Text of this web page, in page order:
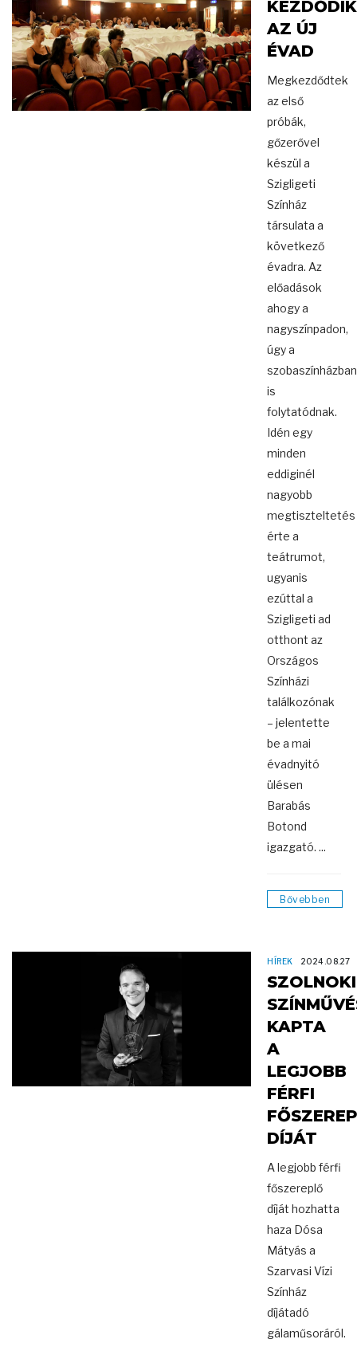
KEZDŐDIK
AZ ÚJ
ÉVAD
Megkezdődtek
az első
próbák,
gőzerővel
készül a
Szigligeti
Színház
társulata a
következő
évadra. Az
előadások
ahogy a
nagyszínpadon,
úgy a
szobaszínházban
is
folytatódnak.
Idén egy
minden
eddiginél
nagyobb
megtiszteltetés
érte a
teátrumot,
ugyanis
ezúttal a
Szigligeti ad
otthont az
Országos
Színházi
találkozónak
– jelentette
be a mai
évadnyitó
ülésen
Barabás
Botond
igazgató. ...
Bővebben
HÍREK 2024.08.27
SZOLNOKI
KAPTA
A
LEGJOBB
FÉRFI
DÍJÁT
A legjobb férfi
főszereplő
díját hozhatta
haza Dósa
Mátyás a
Szarvasi Vízi
Színház
díjátadó
gálaműsoráról.